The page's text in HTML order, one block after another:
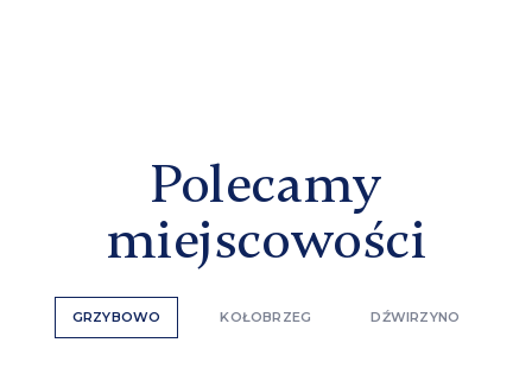
Polecamy
miejscowości
GRZYBOWO KOŁOBRZEG DŹWIRZYNO